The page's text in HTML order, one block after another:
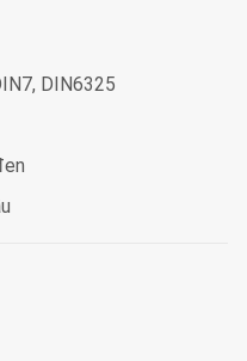
DIN6325